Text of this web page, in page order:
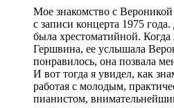
Мое знакомство с
с записи концерта 1975
была хрестоматийной.
Гершвина, ее услышала
понравилось, она позвала
И вот тогда я увидел, как
работая с молодым,
пианистом,